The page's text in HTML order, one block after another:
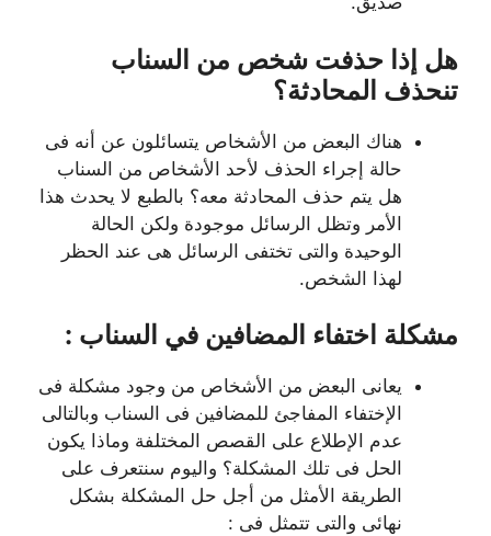
هل إذا حذفت شخص من السناب
تنحذف المحادثة؟
هناك البعض من الأشخاص يتسائلون عن أنه فى
حالة إجراء الحذف لأحد الأشخاص من السناب
هل يتم حذف المحادثة معه؟ بالطبع لا يحدث هذا
الأمر وتظل الرسائل موجودة ولكن الحالة
الوحيدة والتى تختفى الرسائل هى عند الحظر
لهذا الشخص.
مشكلة اختفاء المضافين في السناب :
يعانى البعض من الأشخاص من وجود مشكلة فى
الإختفاء المفاجئ للمضافين فى السناب وبالتالى
عدم الإطلاع على القصص المختلفة وماذا يكون
الحل فى تلك المشكلة؟ واليوم سنتعرف على
الطريقة الأمثل من أجل حل المشكلة بشكل
نهائى والتى تتمثل فى :